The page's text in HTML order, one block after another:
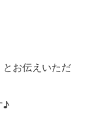
お伝えいただ
♪